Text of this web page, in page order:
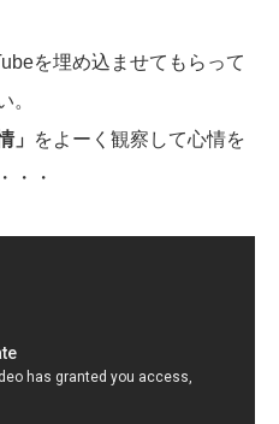
を埋め込ませてもらって
。
」
をよーく観察して心情を
・・